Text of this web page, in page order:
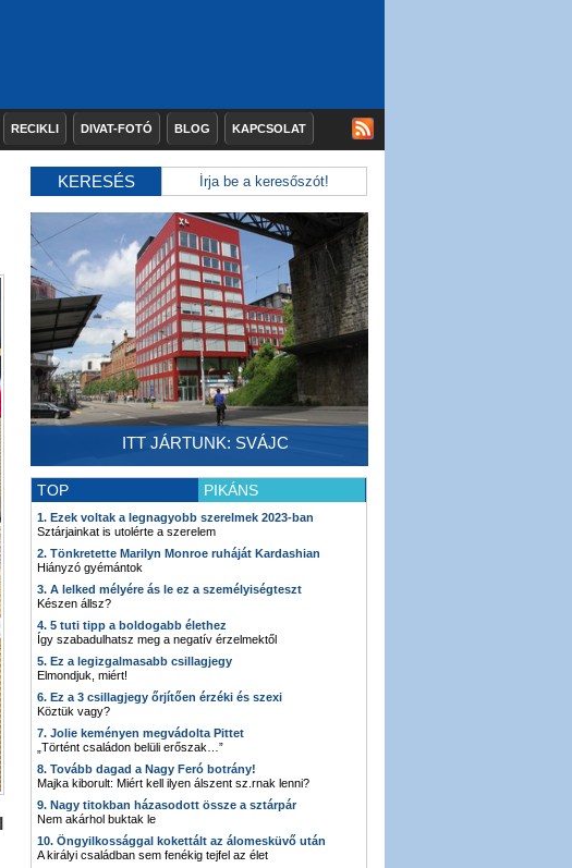
RECIKLI DIVAT-FOTÓ BLOG KAPCSOLAT
KERESÉS
ITT JÁRTUNK: SVÁJC
TOP PIKÁNS
1. Ezek voltak a legnagyobb szerelmek 2023-ban
Sztárjainkat is utolérte a szerelem
2. Tönkretette Marilyn Monroe ruháját Kardashian
Hiányzó gyémántok
3. A lelked mélyére ás le ez a személyiségteszt
Készen állsz?
4. 5 tuti tipp a boldogabb élethez
Így szabadulhatsz meg a negatív érzelmektől
5. Ez a legizgalmasabb csillagjegy
Elmondjuk, miért!
6. Ez a 3 csillagjegy őrjítően érzéki és szexi
Köztük vagy?
7. Jolie keményen megvádolta Pittet
„Történt családon belüli erőszak…”
8. Tovább dagad a Nagy Feró botrány!
Majka kiborult: Miért kell ilyen álszent sz.rnak lenni?
9. Nagy titokban házasodott össze a sztárpár
Nem akárhol buktak le
10. Öngyilkossággal kokettált az álomesküvő után
A királyi családban sem fenékig tejfel az élet